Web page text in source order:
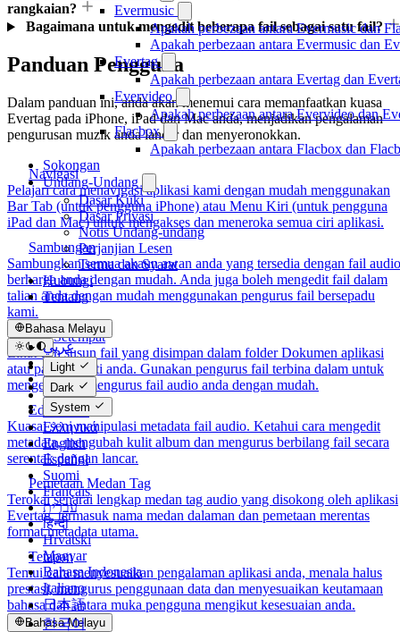
Evermusic
Apakah perbezaan antara Evermusic dan
Apakah perbezaan antara Evermusic dan
Evertag
Apakah perbezaan antara Evertag dan
Evervideo
Apakah perbezaan antara Evervideo dan
Flacbox
Apakah perbezaan antara Flacbox dan
Sokongan
Undang-Undang
Dasar Kuki
Dasar Privasi
Notis Undang-undang
Perjanjian Lesen
Terma dan Syarat
Hubungi
Tentang
Bahasa Melayu
عربي
Català
Čeština
Dansk
Deutsch
Ελληνικά
English
Español
Suomi
Français
עברית
हिन्दी
Hrvatski
Magyar
Bahasa Indonesia
Italiano
日本語
한국어
Light
Dark
System
rangkaian?
Bagaimana untuk mengedit beberapa fail sebagai satu fail?
Panduan Pengguna
Dalam panduan ini, anda akan menemui cara memanfaatkan kuasa
Evertag pada iPhone, iPad dan Mac anda, menjadikan pengalaman
pengurusan muzik anda lancar dan menyeronokkan.
Navigasi
Pelajari cara menavigasi aplikasi kami dengan mudah menggunakan
Bar Tab (untuk pengguna iPhone) atau Menu Kiri (untuk pengguna
iPad dan Mac) untuk mengakses dan meneroka semua ciri aplikasi.
Sambungan
Sambungkan semua akaun awan anda yang tersedia dengan fail audio
berharga anda dengan mudah. Anda juga boleh mengedit fail dalam
talian anda dengan mudah menggunakan pengurus fail bersepadu
kami.
Fail Setempat
Lihat dan susun fail yang disimpan dalam folder Dokumen aplikasi
atau pada peranti anda. Gunakan pengurus fail terbina dalam untuk
mengedit dan mengurus fail audio anda dengan mudah.
Editor Tag
Kuasai seni manipulasi metadata fail audio. Ketahui cara mengedit
metadata, mengubah kulit album dan mengurus berbilang fail secara
serentak dengan lancar.
Pemetaan Medan Tag
Terokai senarai lengkap medan tag audio yang disokong oleh aplikasi
Evertag, termasuk nama medan dalaman dan pemetaan merentas
format metadata utama.
Tetapan
Temui cara menyesuaikan pengalaman aplikasi anda, menala halus
prestasi, mengurus penggunaan data dan menyesuaikan keutamaan
bahasa dan antara muka pengguna mengikut kesesuaian anda.
Bahasa Melayu